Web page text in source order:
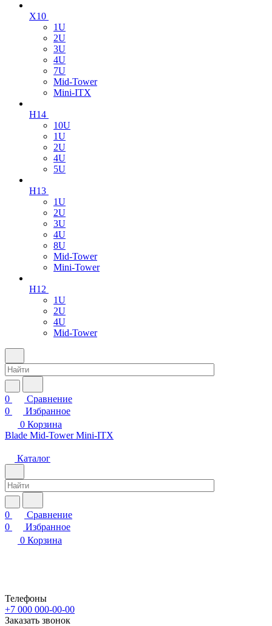
X10
1U
2U
3U
4U
7U
Mid-Tower
Mini-ITX
H14
10U
1U
2U
4U
5U
H13
1U
2U
3U
4U
8U
Mid-Tower
Mini-Tower
H12
1U
2U
4U
Mid-Tower
0
Сравнение
0
Избранное
0 Корзина
Blade Mid-Tower Mini-ITX
Каталог
0
Сравнение
0
Избранное
0 Корзина
Телефоны
+7 000 000-00-00
Заказать звонок